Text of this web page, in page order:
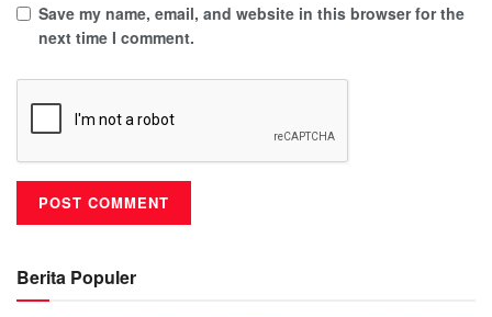
Save my name, email, and website in this browser for the
next time I comment.
Berita Populer